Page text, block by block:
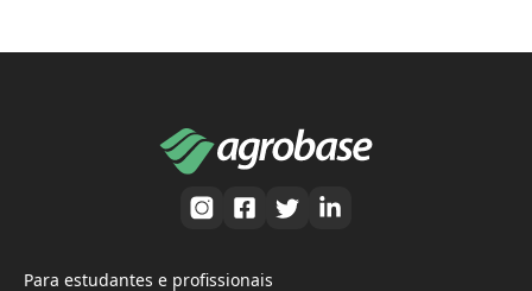
Para estudantes e profissionais